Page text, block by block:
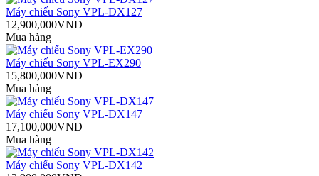
Máy chiếu Sony VPL-DX127
12,900,000VND
Mua hàng
Máy chiếu Sony VPL-EX290
15,800,000VND
Mua hàng
Máy chiếu Sony VPL-DX147
17,100,000VND
Mua hàng
Máy chiếu Sony VPL-DX142